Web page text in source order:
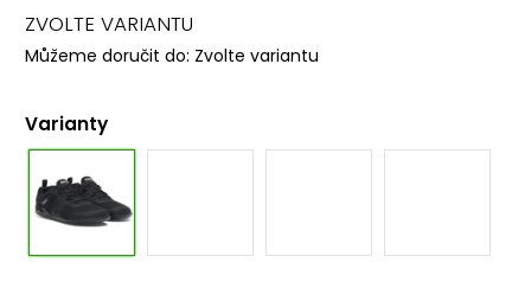
Varianty
ZVOLTE VARIANTU
Můžeme doručit do: Zvolte variantu